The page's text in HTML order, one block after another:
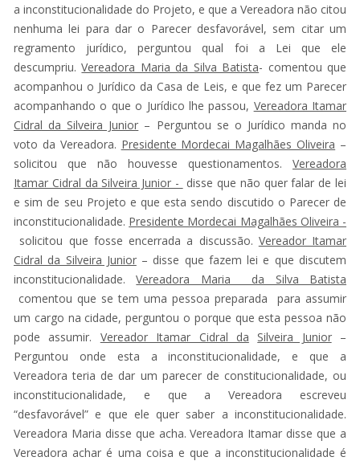
a inconstitucionalidade do Projeto, e que a Vereadora não citou
nenhuma lei para dar o Parecer desfavorável, sem citar um
regramento jurídico, perguntou qual foi a Lei que ele
descumpriu.Vereadora Maria da Silva Batista- comentou que
acompanhou o Jurídico da Casa de Leis, e que fez um Parecer
acompanhando o que o Jurídico lhe passou, Vereadora Itamar
Cidral da Silveira Junior – Perguntou se o Jurídico manda no
voto da Vereadora. Presidente Mordecai Magalhães Oliveira –
solicitou que não houvesse questionamentos. Vereadora
Itamar Cidral da Silveira Junior - disse que não quer falar de lei
e sim de seu Projeto e que esta sendo discutido o Parecer de
inconstitucionalidade. Presidente Mordecai Magalhães Oliveira -
solicitou que fosse encerrada a discussão. Vereador Itamar
Cidral da Silveira Junior– disse que fazem lei e que discutem
inconstitucionalidade.Vereadora Maria da Silva Batista
comentou que se tem uma pessoa preparada para assumir
um cargo na cidade, perguntou o porque que esta pessoa não
pode assumir. Vereador Itamar Cidral da Silveira Junior–
Perguntou onde esta a inconstitucionalidade, e que a
Vereadora teria de dar um parecer de constitucionalidade, ou
inconstitucionalidade, e que a Vereadora escreveu
“desfavorável” e que ele quer saber a inconstitucionalidade.
Vereadora Maria disse que acha. Vereadora Itamar disse que a
Vereadora achar é uma coisa e que a inconstitucionalidade é